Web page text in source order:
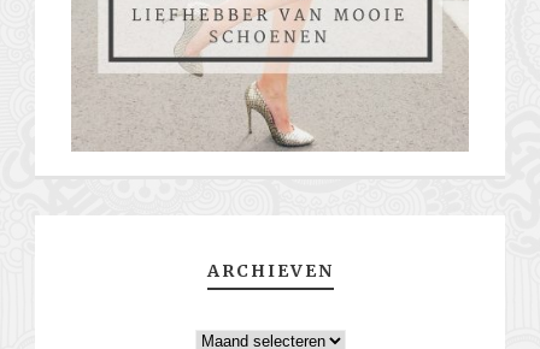
ARCHIEVEN
Archieven